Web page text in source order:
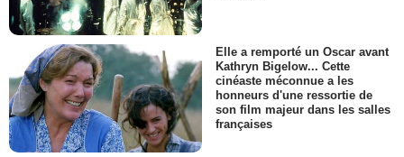
Elle a remporté un Oscar avant
Kathryn Bigelow... Cette
cinéaste méconnue a les
honneurs d'une ressortie de
son film majeur dans les salles
françaises